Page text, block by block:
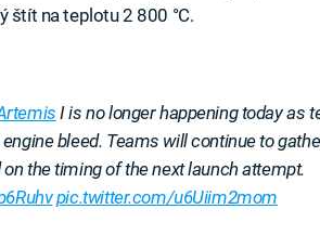
štít na teplotu 2 800 °C.
I is no longer happening today as
bleed. Teams will continue to
the timing of the next launch attempt.
pic.twitter.com/u6Uiim2mom